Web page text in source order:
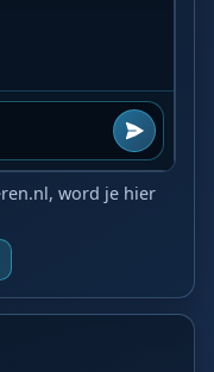
word je hier